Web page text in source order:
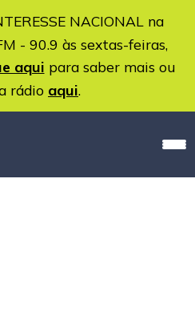
NACIONAL na
- 90.9 às sextas-feiras,
aqui para saber mais ou
rádio aqui.